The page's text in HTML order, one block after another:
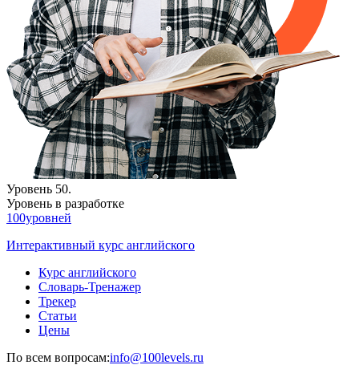
Уровень 50.
Уровень в разработке
100уровней
Интерактивный курс английского
Курс английского
Словарь-Тренажер
Трекер
Статьи
Цены
По всем вопросам:info@100levels.ru